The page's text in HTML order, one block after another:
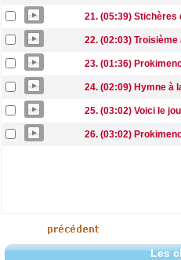
21. (05:39) Stichères
22. (02:03) Troisième
23. (01:36)
24. (02:09) Hymne à
25. (03:02) Voici le
26. (03:02)
Les